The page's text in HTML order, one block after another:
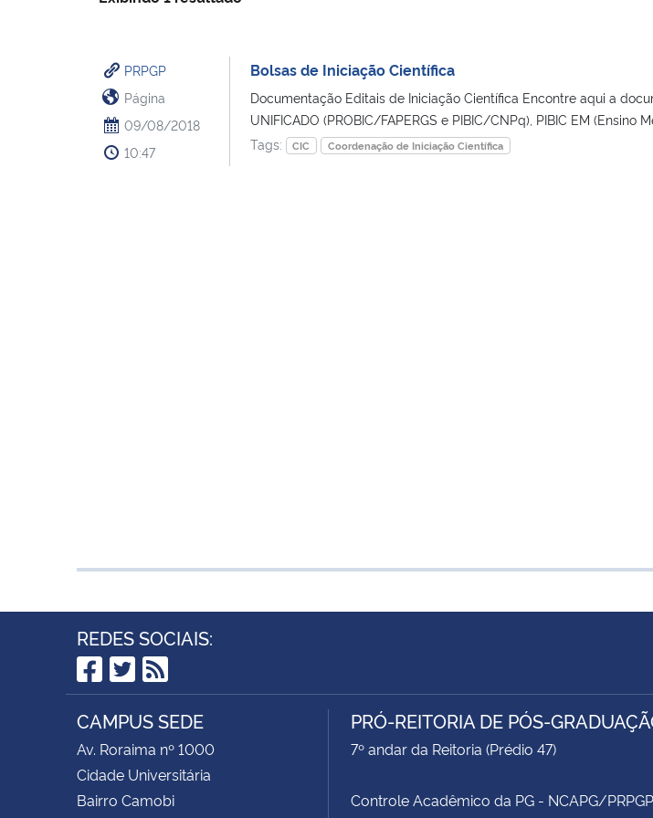
PRPGP
Página
09/08/2018
10:47
Bolsas de Iniciação Científica
Documentação Editais de Iniciação Científica Encontre aqui a
UNIFICADO (PROBIC/FAPERGS e PIBIC/CNPq), PIBIC EM (Ensino
Tags:
CIC Coordenação de Iniciação Científica
REDES SOCIAIS:
Facebook
Twitter
RSS
CAMPUS SEDE
Av. Roraima nº 1000
Cidade Universitária
Bairro Camobi
PRÓ-REITORIA DE PÓS-
7º andar da Reitoria (Prédio 47)
Controle Acadêmico da PG - NCAPG/PRPGP